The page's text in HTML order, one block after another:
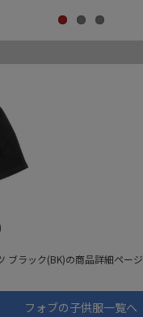
ブラック(BK)の商品詳細ページ
フォブの子供服一覧へ